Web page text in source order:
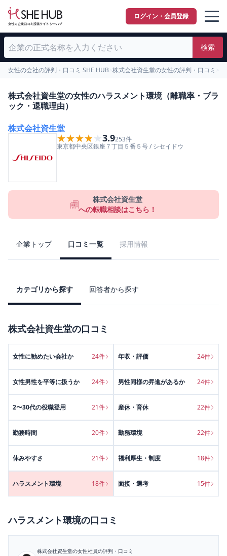
ログイン・会員登録
検索
女性の会社の評判・口コミ SHE HUB 株式会社資生堂の女性の評判・口コミ
株式会社資生堂の女性のハラスメント環境（離職率・ブラ
ック・退職理由）
株式会社資生堂
★★★★★
★★★★★3.9253件
東京都中央区銀座７丁目５番５号/シセイドウ
株式会社資生堂
への転職相談はこちら！
企業トップ 口コミ一覧 採用情報
カテゴリから探す 回答者から探す
株式会社資生堂の口コミ
女性に勧めたい会社か 24件 年収・評価 24件
女性男性を平等に扱うか 24件 男性同様の昇進があるか 24件
2〜30代の役職登用 21件 産休・育休 22件
勤務時間 20件 勤務環境 22件
休みやすさ 21件 福利厚生・制度 18件
ハラスメント環境 18件 面接・選考 15件
ハラスメント環境の口コミ
株式会社資生堂の女性社員の評判・口コミ